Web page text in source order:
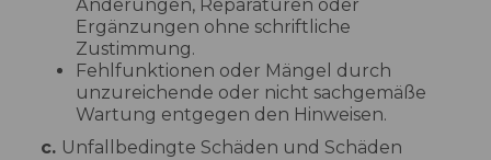
Änderungen, Reparaturen oder
Ergänzungen ohne schriftliche
Zustimmung.
Fehlfunktionen oder Mängel durch
unzureichende oder nicht sachgemäße
Wartung entgegen den Hinweisen.
c. Unfallbedingte Schäden und Schäden